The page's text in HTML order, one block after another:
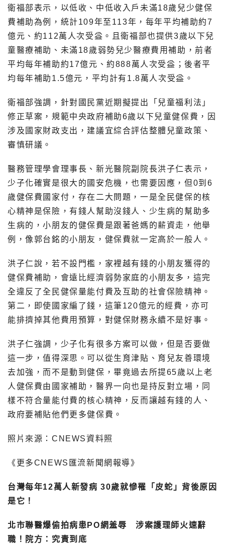
衛福部表示，以低收、中低收入戶未滿18歲兒少健保
費補助為例，統計109年至113年，每年平均補助約7
億元、約112萬人次受益。且衛福部也提供3歲以下兒
童醫療補助、未滿18歲弱勢兒少醫療費用補助，前者
平均每年補助約17億元、約888萬人次受益；後者平
均每年補助1.5億元，平均計有1.8萬人次受益。
衛福部強調，針對國民黨近期擬提出「兒童福利法」
修正草案，規範中央政府補助6歲以下兒童健保費，因
涉及國家財政支出，建議宜綜合評估整體兒童政策、
審慎研議。
醫務管理學會理事長、新光醫院副院長洪子仁表示，
少子化確實是很大的國安危機，也需要因應，但0到6
歲健保費國家付，存在二大問題，一是全民健保的核
心精神是保險，有錢人幫助沒錢人、少生病的幫助多
生病的，小朋友的健保費是跟著爸媽的薪資走，他舉
例，像郭台銘的小朋友，健保費就一定高於一般人。
洪子仁說，若不設門檻，家裡越有錢的小朋友獲得的
健保費補助，會遠比經濟弱勢家庭的小朋友多，這完
全違反了全民健保量能付費及互助的社會保險精神。
第二，即使國家編了錢，這筆120億元的經費，亦可
能排擠掉其他費用預算，對健保財務永續不是好事。
洪子仁強調，少子化有很多方案可以做，但是否要做
這一步，值得深思。可以從生育津貼、育兒友善環境
去加強，而不是動到健保，畢竟過去所提65歲以上老
人健保費由國家補助，醫界一向也是持反對立場，同
樣不符合量能付費的核心精神，反而讓越有錢的人、
政府要補貼他們更多健保費。
照片來源：CNEWS資料照
《更多CNEWS匯流新聞網報導》
台灣每年12萬人新發病 30歲就慘罹「皮蛇」背後原因
是它！
北市聯醫爆偷拍病患PO網羞辱 涉案護理師火速辭
職！院方：究責到底